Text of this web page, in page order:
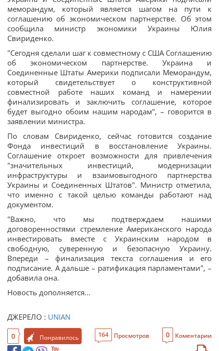
меморандум, который является шагом на пути к
соглашению об экономическом партнерстве. Об этом
сообщила министр экономики Украины Юлия
Свириденко.
"Сегодня сделали шаг к совместному с США Соглашению
об экономическом партнерстве. Украина и
Соединенные Штаты Америки подписали Меморандум,
который свидетельствует о конструктивной
совместной работе наших команд и намерении
финализировать и заключить соглашение, которое
будет выгодно обоим нашим народам", – говорится в
заявлении министра.
По словам Свириденко, сейчас готовится создание
Фонда инвестиций в восстановление Украины.
Соглашение откроет возможности для привлечения
"значительных инвестиций, модернизации
инфраструктуры и взаимовыгодного партнерства
Украины и Соединенных Штатов". Министр отметила,
что именно с такой целью команды работают над
документом.
"Важно, что мы подтверждаем нашими
договоренностями стремление Американского народа
инвестировать вместе с Украинским народом в
свободную, суверенную и безопасную Украину.
Впереди – финализация текста соглашения и его
подписание. А дальше – ратификация парламентами", –
добавила она.
Новость дополняется...
ДЖЕРЕЛО : UNIAN
0 Понравилось 164 Просмотров 0 Коментарии